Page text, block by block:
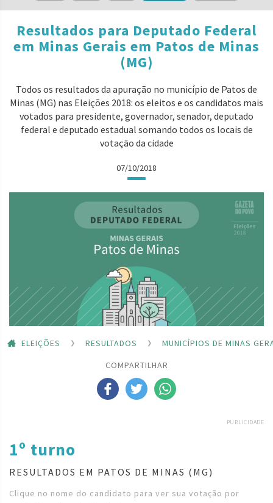
Resultados para Deputado Federal
em Minas Gerais em Patos de Minas
(MG)
Todos os resultados da apuração no município de Patos de
Minas (MG) nas Eleições 2018: os eleitos e os candidatos mais
votados para presidente, governador, senador, deputado
federal e deputado estadual somando todos os locais de
votação da cidade
07/10/2018
ELEIÇÕES RESULTADOS
MUNICÍPIOS DE MINAS
COMPARTILHAR
PUBLICIDADE
1º turno
RESULTADOS EM PATOS DE MINAS (MG)
Clique no nome do candidato para ver sua votação por